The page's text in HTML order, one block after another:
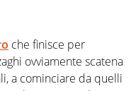
che finisce per
ovviamente scatena
a cominciare da quelli